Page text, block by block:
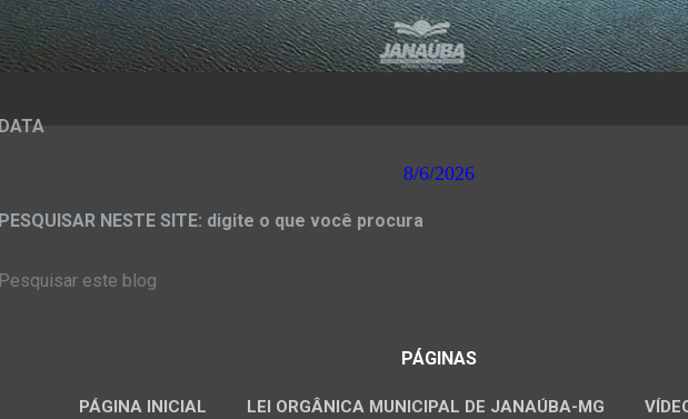
DATA
8/6/2026
PESQUISAR NESTE SITE: digite o que você procura
PÁGINAS
PÁGINA INICIAL LEI ORGÂNICA MUNICIPAL DE JANAÚBA-MG